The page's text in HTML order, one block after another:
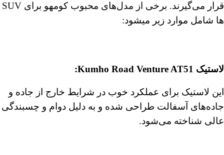
قرار می‌گیرند. برخی از مدل‌های محبوب کومهو برای SUV
ها شامل موارد زیر میشود:
لاستیک Kumho Road Venture AT51 :
این لاستیک برای عملکرد خوب در شرایط خارج از جاده و
جاده‌های آسفالت طراحی شده و به دلیل دوام و چسبندگی
عالی شناخته می‌شود.